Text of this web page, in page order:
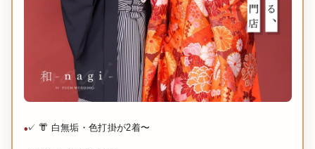
✓ 👘 白無垢・色打掛が2着〜